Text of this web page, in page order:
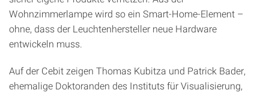
Wohnzimmerlampe wird so ein Smart-Home-Element –
ohne, dass der Leuchtenhersteller neue Hardware
entwickeln muss.
Auf der Cebit zeigen Thomas Kubitza und Patrick Bader,
ehemalige Doktoranden des Instituts für Visualisierung,